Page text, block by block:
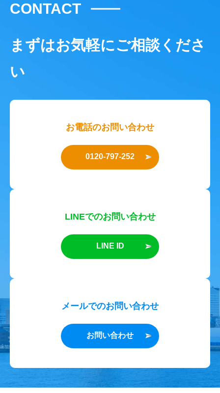
CONTACT
まずはお気軽にご相談くださ
い
お電話のお問い合わせ
0120-797-252
LINEでのお問い合わせ
LINE ID
メールでのお問い合わせ
お問い合わせ